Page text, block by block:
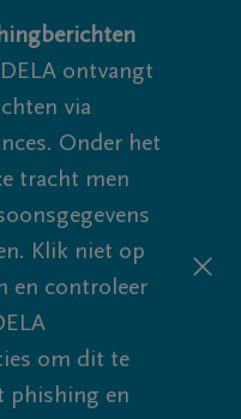
DELA ontvangt
via
Onder het
tracht men
Klik niet op
en controleer
om dit te
phishing en